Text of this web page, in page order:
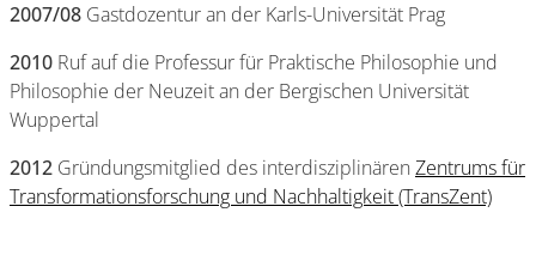
2007/08 Gastdozentur an der Karls-Universität Prag
2010 Ruf auf die Professur für Praktische Philosophie und
Philosophie der Neuzeit an der Bergischen Universität
Wuppertal
2012 Gründungsmitglied des interdisziplinären Zentrums für
Transformationsforschung und Nachhaltigkeit (TransZent)